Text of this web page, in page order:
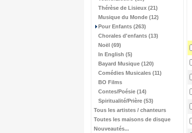
Thérèse de Lisieux (21)
Musique du Monde (12)
Pour Enfants (263)
Chorales d'enfants (13)
Noël (69)
In English (5)
Bayard Musique (120)
Comédies Musicales (11)
BO Films
Contes/Poésie (14)
Spiritualité/Prière (53)
Tous les artistes / chanteurs
Toutes les maisons de disque
Nouveautés...